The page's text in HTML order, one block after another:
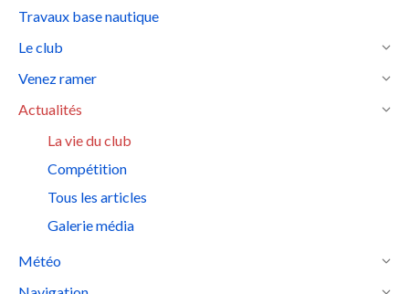
Travaux base nautique
Le club
Venez ramer
Actualités
La vie du club
Compétition
Tous les articles
Galerie média
Météo